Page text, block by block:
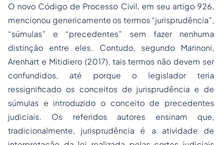
O novo Código de Processo Civil, em seu artigo 926,
mencionou genericamente os termos “jurisprudência”,
“súmulas” e “precedentes” sem fazer nenhuma
distinção entre eles. Contudo, segundo Marinoni,
Arenhart e Mitidiero (2017), tais termos não devem ser
confundidos, até porque o legislador teria
ressignificado os conceitos de jurisprudência e de
súmulas e introduzido o conceito de precedentes
judiciais. Os referidos autores ensinam que,
tradicionalmente, jurisprudência é a atividade de